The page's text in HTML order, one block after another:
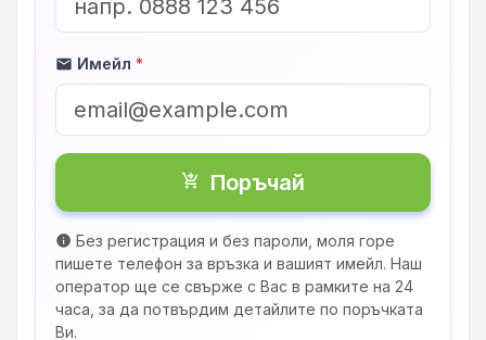
mail Имейл *
shopping_cart_checkout Поръчай
info Без регистрация и без пароли, моля горе
пишете телефон за връзка и вашият имейл. Наш
оператор ще се свърже с Вас в рамките на 24
часа, за да потвърдим детайлите по поръчката
Ви.